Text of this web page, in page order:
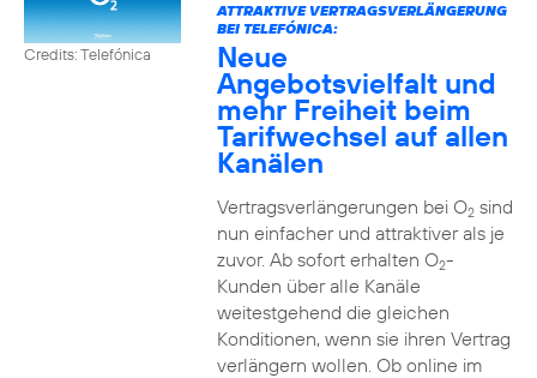
Credits: Telefónica
ATTRAKTIVE VERTRAGSVERLÄNGERUNG
BEI TELEFÓNICA:
Neue
Angebotsvielfalt und
mehr Freiheit beim
Tarifwechsel auf allen
Kanälen
Vertragsverlängerungen bei O2sind
nun einfacher und attraktiver als je
zuvor. Ab sofort erhalten O2-
Kunden über alle Kanäle
weitestgehend die gleichen
Konditionen, wenn sie ihren Vertrag
verlängern wollen. Ob online im